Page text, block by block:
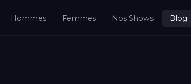
Hommes Femmes Nos Shows Blog